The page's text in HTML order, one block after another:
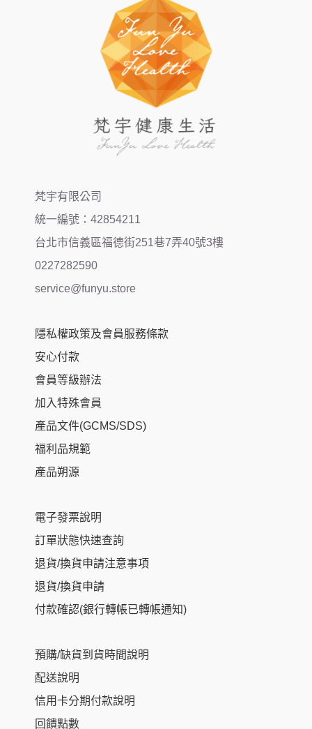
梵宇有限公司
統一編號：42854211
台北市信義區福德街251巷7弄40號3樓
0227282590
service@funyu.store
隱私權政策及會員服務條款
安心付款
會員等級辦法
加入特殊會員
產品文件(GCMS/SDS)
福利品規範
產品朔源
電子發票說明
訂單狀態快速查詢
退貨/換貨申請注意事項
退貨/換貨申請
付款確認(銀行轉帳已轉帳通知)
預購/缺貨到貨時間說明
配送說明
信用卡分期付款說明
回饋點數